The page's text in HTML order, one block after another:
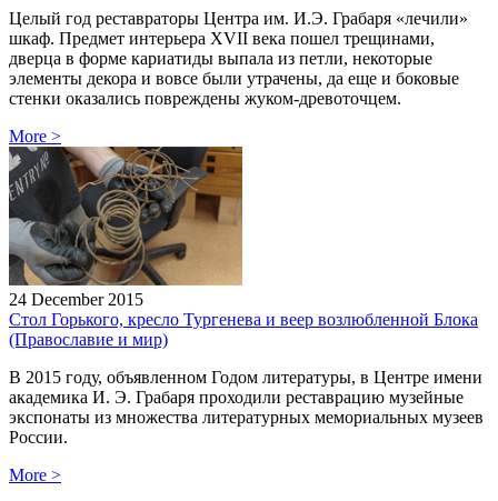
Целый год реставраторы Центра им. И.Э. Грабаря «лечили»
шкаф. Предмет интерьера XVII века пошел трещинами,
дверца в форме кариатиды выпала из петли, некоторые
элементы декора и вовсе были утрачены, да еще и боковые
стенки оказались повреждены жуком-древоточцем.
More >
24 December 2015
Стол Горького, кресло Тургенева и веер возлюбленной Блока
(Православие и мир)
В 2015 году, объявленном Годом литературы, в Центре имени
академика И. Э. Грабаря проходили реставрацию музейные
экспонаты из множества литературных мемориальных музеев
России.
More >